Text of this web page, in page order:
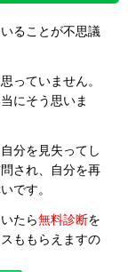
ることが不思議
っていません。
にそう思いま
分を見失ってし
され、自分を再
です。
たら無料診断を
ももらえますの